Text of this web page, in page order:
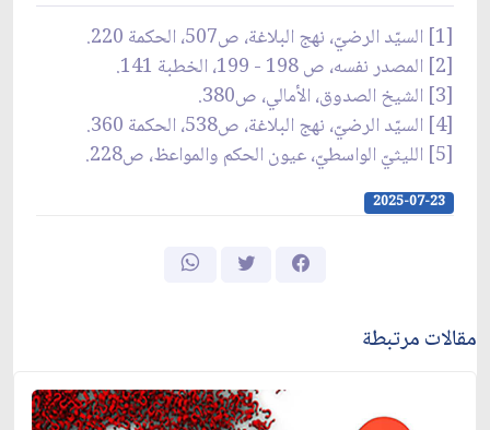
[1] السيّد الرضيّ، نهج البلاغة، ص507، الحكمة 220.
[2] المصدر نفسه، ص 198 - 199، الخطبة 141.
[3] الشيخ الصدوق، الأمالي، ص380.
[4] السيّد الرضيّ، نهج البلاغة، ص538، الحكمة 360.
[5] الليثيّ الواسطيّ، عيون الحكم والمواعظ، ص228.
2025-07-23
مقالات مرتبطة